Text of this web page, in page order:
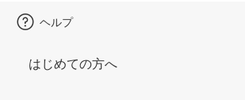
ヘルプ
はじめての方へ